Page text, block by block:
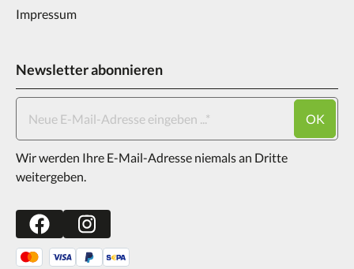
Impressum
Newsletter abonnieren
OK
Wir werden Ihre E-Mail-Adresse niemals an Dritte
weitergeben.